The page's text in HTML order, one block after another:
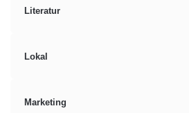
Literatur
Lokal
Marketing